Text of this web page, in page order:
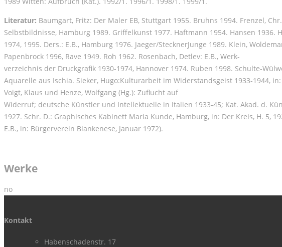
Literatur: Baumgart, Fritz: Der Maler EB, Stuttgart 1955. Bruhns 1994. Frenzel,
Selbstbildnisse, Hamburg 1989. Griffelkunst 1977. Haftmann 1954. Hansen 1936.
1974, 1995. Ders.: E.B., Hamburg 1976. Jaeger/StecknerJunge 1989. Klein,
Papenbrock 1996, Rave 1949. Roh 1962. Rosenbach, Detlev: E.B., Werk-
verzeichnis der Druckgrafik 1930-1974, Hannover 1974. Ruben 1998. Schulte-
Aquarelle aus Ischia. Sieker, Hugo:Kulturarbeit im Widerstandsgeist 1933-1944,
Voigt, Klaus und Henze, Wolfgang (Hg.): Zuflucht auf
Widerruf; deutsche Künstler und Intellektuelle in Italien 1933-45; Kat. Akad. d.
1927. Schr. D.: Graphisches Kabinett Maria Kunde, Hamburg, in: Der Kreis, H. 5,
E.B., in: Bürgerverein Blankenese, Januar 1972).
Werke
no
Kontakt
Habenschadenstr. 17